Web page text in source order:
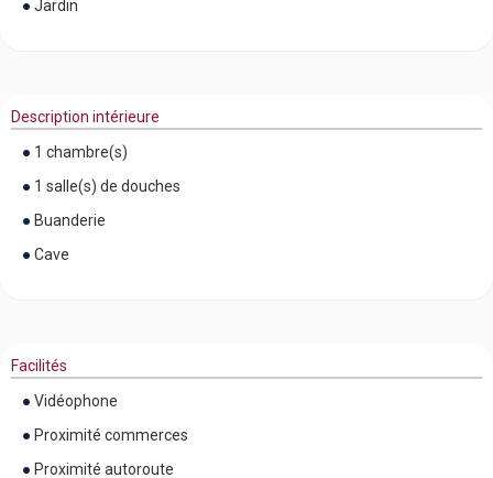
Jardin
Description intérieure
1 chambre(s)
1 salle(s) de douches
Buanderie
Cave
Facilités
Vidéophone
Proximité commerces
Proximité autoroute